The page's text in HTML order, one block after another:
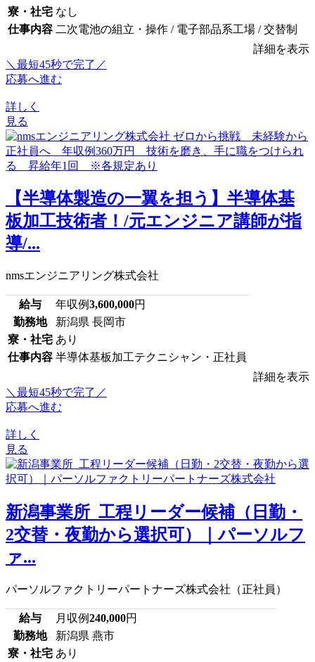
寮・社宅 なし
仕事内容 二次電池の組立・操作 / 電子部品系工場 / 交替制
詳細を表示
＼最短45秒で完了／
応募へ進む
詳しく
見る
【半導体製造の一翼を担う】半導体基
板加工技術者！/元エンジニア講師が指
導/...
nmsエンジニアリング株式会社
給与 年収例3,600,000円
勤務地
新潟県 長岡市
寮・社宅 あり
仕事内容 半導体基板加工テクニシャン・正社員
詳細を表示
＼最短45秒で完了／
応募へ進む
詳しく
見る
新潟事業所_工程リーダー候補（日勤・
2交替・夜勤から選択可）｜パーソルフ
ァ...
パーソルファクトリーパートナーズ株式会社（正社員）
給与 月収例240,000円
勤務地
新潟県 燕市
寮・社宅 あり